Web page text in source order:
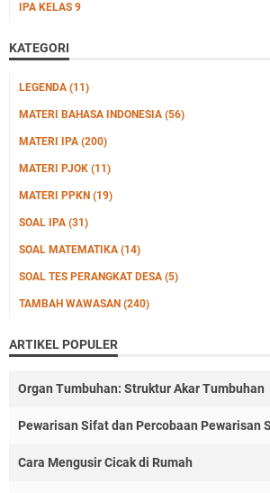
IPA KELAS 9
KATEGORI
LEGENDA (11)
MATERI BAHASA INDONESIA (56)
MATERI IPA (200)
MATERI PJOK (11)
MATERI PPKN (19)
SOAL IPA (31)
SOAL MATEMATIKA (14)
SOAL TES PERANGKAT DESA (5)
TAMBAH WAWASAN (240)
ARTIKEL POPULER
Organ Tumbuhan: Struktur Akar Tumbuhan
Pewarisan Sifat dan Percobaan Pewarisan
Cara Mengusir Cicak di Rumah